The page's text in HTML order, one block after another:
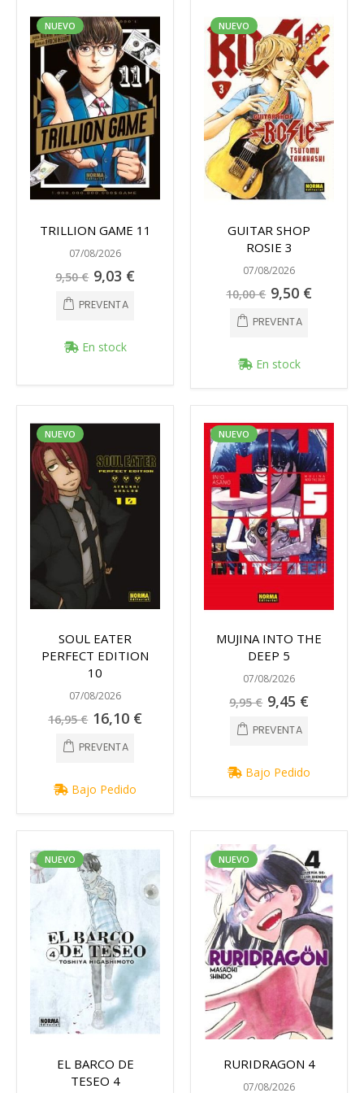
NUEVO
TRILLION GAME 11
07/08/2026
9,50 € Precio
especial
9,03 €
PREVENTA
En stock
NUEVO
GUITAR SHOP
ROSIE 3
07/08/2026
10,00 € Precio
especial
9,50 €
PREVENTA
En stock
NUEVO
SOUL EATER
PERFECT EDITION
10
07/08/2026
16,95 € Precio
especial
16,10 €
PREVENTA
Bajo Pedido
NUEVO
MUJINA INTO THE
DEEP 5
07/08/2026
9,95 € Precio
especial
9,45 €
PREVENTA
Bajo Pedido
NUEVO
EL BARCO DE
TESEO 4
NUEVO
RURIDRAGON 4
07/08/2026